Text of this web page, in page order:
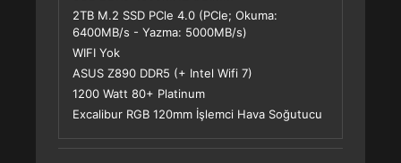
2TB M.2 SSD PCle 4.0 (PCle; Okuma:
6400MB/s - Yazma: 5000MB/s)
WIFI Yok
ASUS Z890 DDR5 (+ Intel Wifi 7)
1200 Watt 80+ Platinum
Excalibur RGB 120mm İşlemci Hava Soğutucu